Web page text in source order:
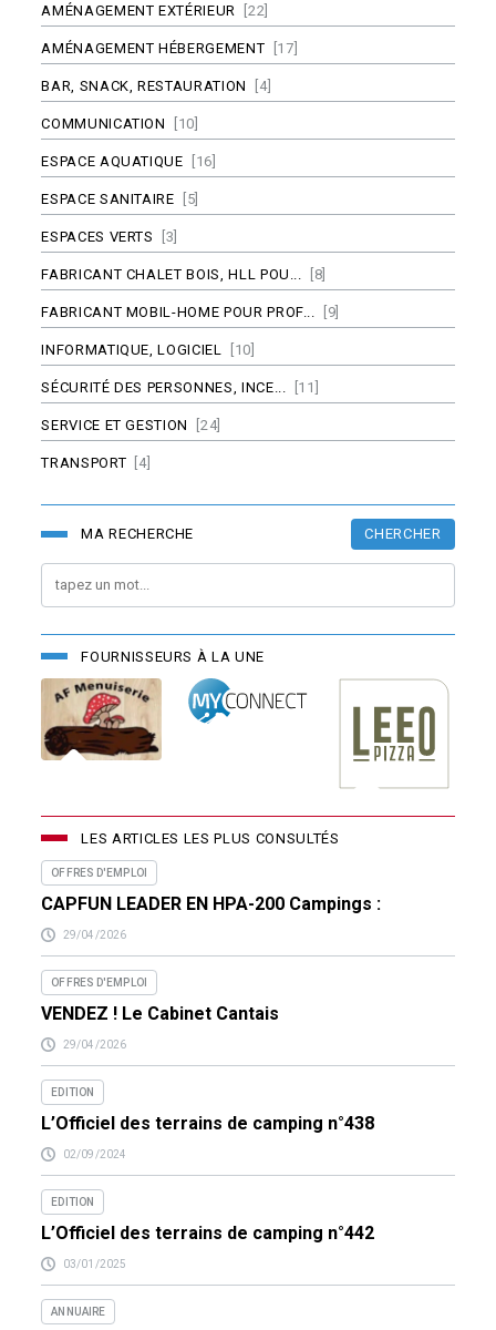
AMÉNAGEMENT EXTÉRIEUR
[22]
AMÉNAGEMENT HÉBERGEMENT [17]
BAR, SNACK, RESTAURATION [4]
COMMUNICATION [10]
ESPACE AQUATIQUE [16]
ESPACE SANITAIRE [5]
ESPACES VERTS [3]
FABRICANT CHALET BOIS, HLL POU... [8]
FABRICANT MOBIL-HOME POUR PROF... [9]
INFORMATIQUE, LOGICIEL [10]
SÉCURITÉ DES PERSONNES, INCE... [11]
SERVICE ET GESTION [24]
TRANSPORT [4]
MA RECHERCHE CHERCHER
FOURNISSEURS À LA UNE
LES ARTICLES LES PLUS CONSULTÉS
OFFRES D'EMPLOI
CAPFUN LEADER EN HPA-200 Campings :
29/04/2026
OFFRES D'EMPLOI
VENDEZ ! Le Cabinet Cantais
29/04/2026
EDITION
L’Officiel des terrains de camping n°438
02/09/2024
EDITION
L’Officiel des terrains de camping n°442
03/01/2025
ANNUAIRE